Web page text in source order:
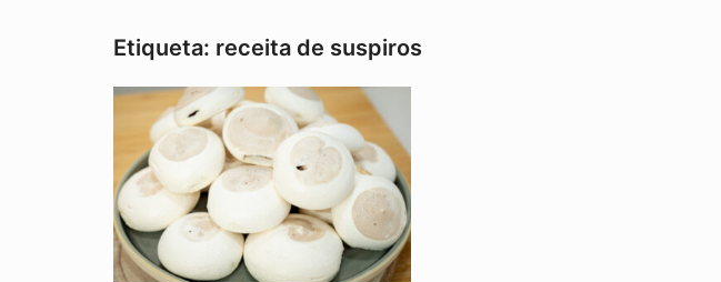
Etiqueta: receita de suspiros